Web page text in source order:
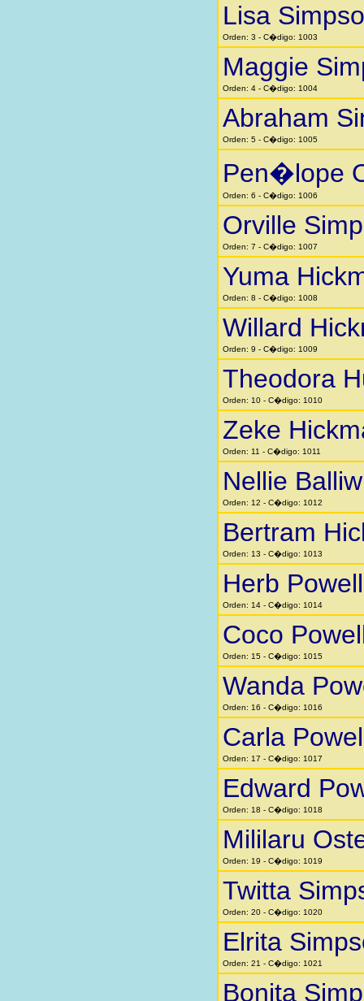
Lisa
Orden: 3 - C�digo: 1003
Maggie
Orden: 4 - C�digo: 1004
Abraham
Orden: 5 - C�digo: 1005
Pen�lope
Orden: 6 - C�digo: 1006
Orville
Orden: 7 - C�digo: 1007
Yuma
Orden: 8 - C�digo: 1008
Willard
Orden: 9 - C�digo: 1009
Theodora
Orden: 10 - C�digo: 1010
Zeke
Orden: 11 - C�digo: 1011
Nellie
Orden: 12 - C�digo: 1012
Bertram
Orden: 13 - C�digo: 1013
Herb Powell
Orden: 14 - C�digo: 1014
Coco
Orden: 15 - C�digo: 1015
Wanda
Orden: 16 - C�digo: 1016
Carla
Orden: 17 - C�digo: 1017
Edward
Orden: 18 - C�digo: 1018
Mililaru
Orden: 19 - C�digo: 1019
Twitta
Orden: 20 - C�digo: 1020
Elrita
Orden: 21 - C�digo: 1021
Bonita